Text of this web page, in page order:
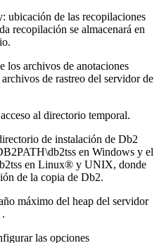
: ubicación de las recopilaciones
recopilación se almacenará en
los archivos de anotaciones
de rastreo del servidor de
al directorio temporal.
de instalación de Db2
en Windows y el
en Linux® y UNIX, donde
de la copia de Db2.
máximo del heap del servidor
las opciones